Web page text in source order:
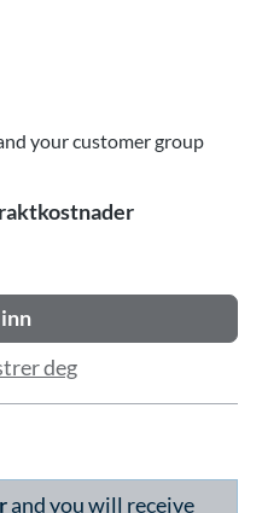
your customer group
deg
and you will receive